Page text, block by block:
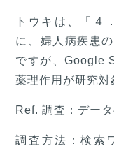
トウキは、「４
に、婦人病疾患
ですが、Google
薬理作用が研究対
Ref. 調査：デー
調査方法：検索